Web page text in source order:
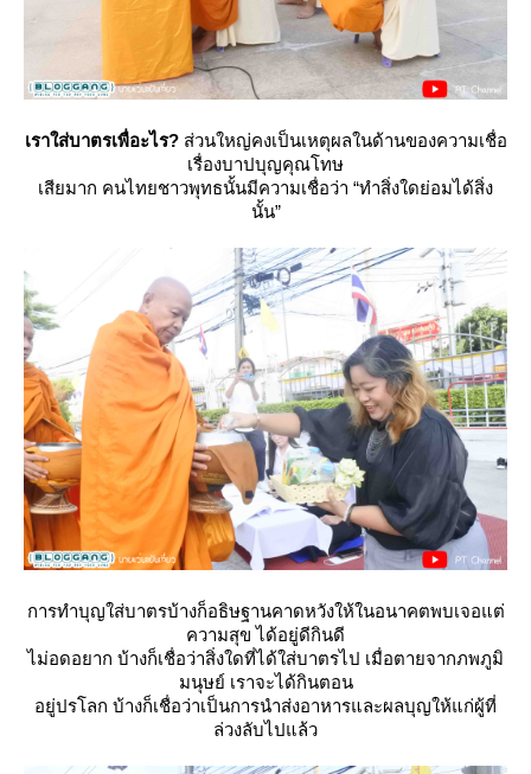
เราใส่บาตรเพื่อะไร?ส่วนใหญ่คงเป็นเหตุผลในด้านของความเชื่อ
เรื่องบาปบุญคุณโทษ
เสียมาก คนไทยชาวพุทธนั้นมีความเชื่อว่า “ทำสิ่งใดย่อมได้สิ่ง
นั้น”
การทำบุญใส่บาตรบ้างก็อธิษฐานคาดหวังให้ในอนาคตพบเจอแต่
ความสุข ได้อยู่ดีกินดี
ไม่อดอยาก บ้างก็เชื่อว่าสิ่งใดที่ได้ใส่บาตรไป เมื่อตายจากภพภูมิ
มนุษย์ เราจะได้กินตอน
อยู่ปรโลก บ้างก็เชื่อว่าเป็นการนำส่งอาหารและผลบุญให้แก่ผู้ที่
ล่วงลับไปแล้ว